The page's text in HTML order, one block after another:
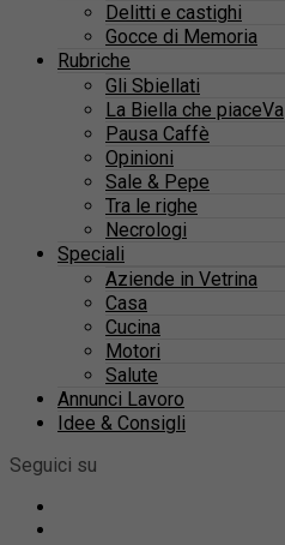
Delitti e castighi
Gocce di Memoria
Rubriche
Gli Sbiellati
La Biella che piaceVa
Pausa Caffè
Opinioni
Sale & Pepe
Tra le righe
Necrologi
Speciali
Aziende in Vetrina
Casa
Cucina
Motori
Salute
Annunci Lavoro
Idee & Consigli
Seguici su